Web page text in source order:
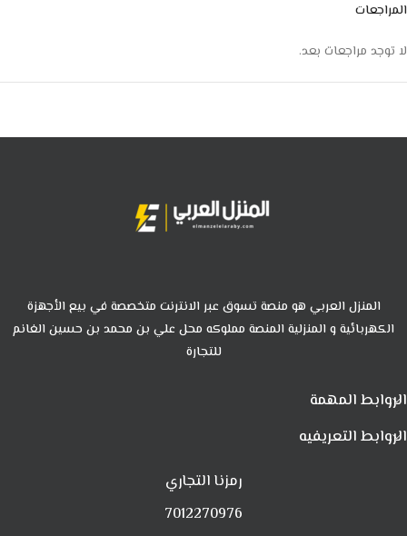
المراجعات
لا توجد مراجعات بعد.
المنزل العربي هو منصة تسوق عبر الانترنت متخصصة في بيع الأجهزة
الكهربائية و المنزلية المنصة مملوكه محل علي بن محمد بن حسين الغانم
للتجارة
الروابط المهمة
الروابط التعريفيه
رمزنا التجاري
7012270976